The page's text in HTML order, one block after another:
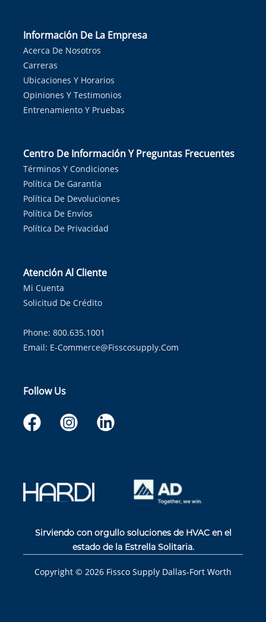
Información De La Empresa
Acerca De Nosotros
Carreras
Ubicaciones Y Horarios
Opiniones Y Testimonios
Entrenamiento Y Pruebas
Centro De Información Y Preguntas Frecuentes
Términos Y Condiciones
Política De Garantía
Política De Devoluciones
Política De Envíos
Política De Privacidad
Atención Al Cliente
Mi Cuenta
Solicitud De Crédito
Phone: 800.635.1001
Email: E-Commerce@fisscosupply.com
Follow Us
Sirviendo con orgullo soluciones de HVAC en el
estado de la Estrella Solitaria.
Copyright © 2026 Fissco Supply Dallas-Fort Worth